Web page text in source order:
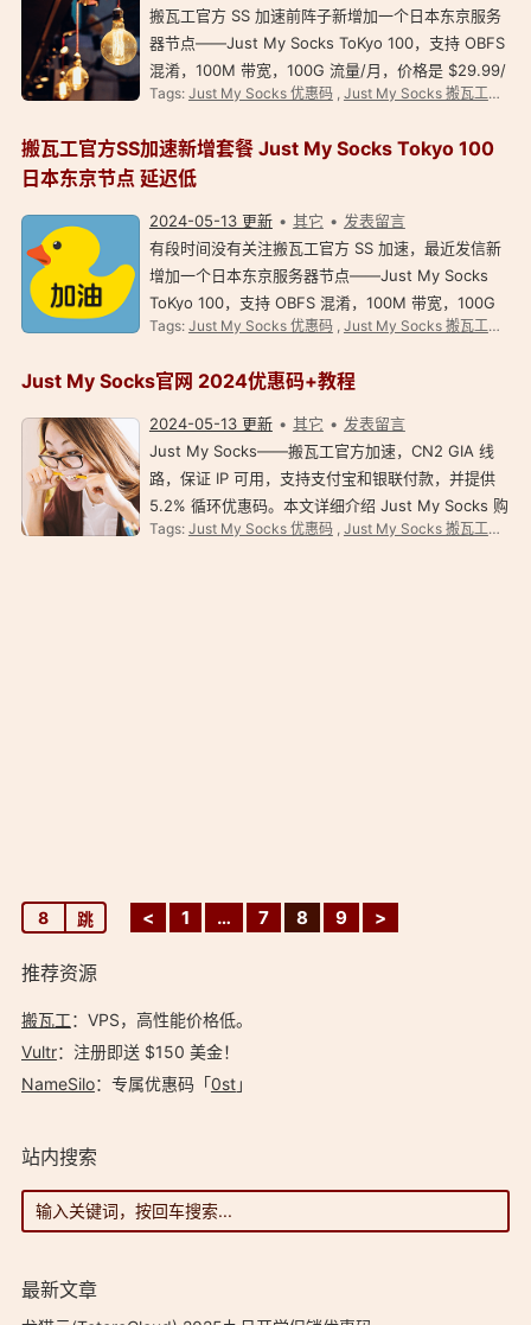
搬瓦工官方 SS 加速前阵子新增加一个日本东京服务
器节点——Just My Socks ToKyo 100，支持 OBFS
混淆，100M 带宽，100G 流量/月，价格是 $29.99/
月，贼贵，土豪上！ 搬瓦工官方 SS 加速新增套餐
增土豪套餐…
Tags: Just My Socks 优惠码, Just My Socks 搬瓦工官方网络加速
搬瓦工官方SS加速新增套餐 Just My Socks Tokyo 100
日本东京节点 延迟低
2024-05-13 更新 其它
发表留言
有段时间没有关注搬瓦工官方 SS 加速，最近发信新
增加一个日本东京服务器节点——Just My Socks
ToKyo 100，支持 OBFS 混淆，100M 带宽，100G
流量/月，价格是 $29.99/月，贼贵，土豪上！ Just
Tokyo 100…
Tags: Just My Socks 优惠码, Just My Socks 搬瓦工官方网络加速
Just My Socks官网 2024优惠码+教程
2024-05-13 更新 其它
发表留言
Just My Socks——搬瓦工官方加速，CN2 GIA 线
路，保证 IP 可用，支持支付宝和银联付款，并提供
5.2% 循环优惠码。本文详细介绍 Just My Socks 购
买教程、优惠码使用以及 Just My Socks 使用。
Tags: Just My Socks 优惠码, Just My Socks 搬瓦工官方网络加速
< 1 … 7 8 9 >
推荐资源
搬瓦工：VPS，高性能价格低。️
Vultr：注册即送 $150 美金！
NameSilo：专属优惠码「0st」
站内搜索
最新文章